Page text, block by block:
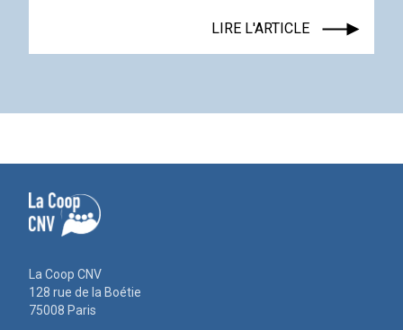
LIRE L'ARTICLE
La Coop CNV
128 rue de la Boétie
75008 Paris